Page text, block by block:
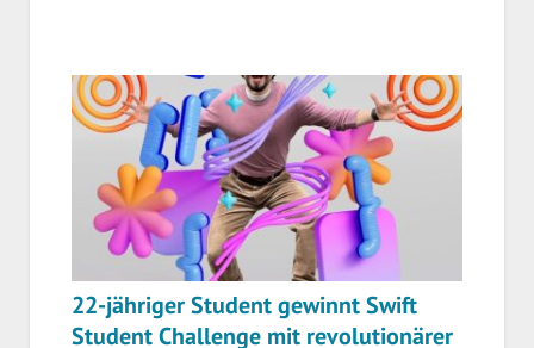
22-jähriger Student gewinnt Swift
Student Challenge mit revolutionärer